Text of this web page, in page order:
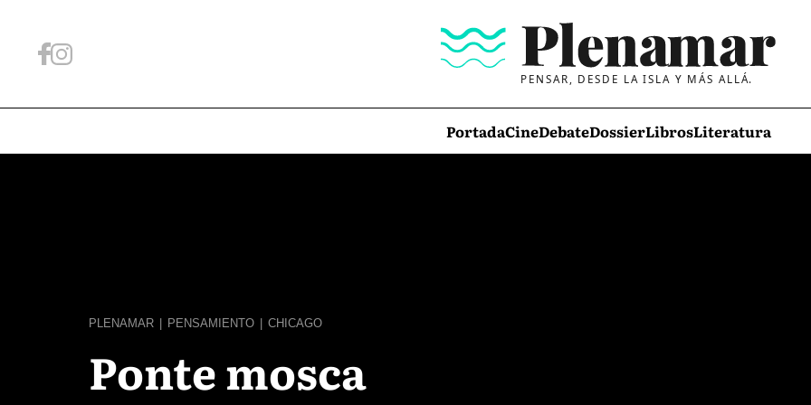
PENSAR, DESDE LA ISLA Y MÁS ALLÁ.
PortadaCineDebateDossierLibrosLiteratura
PLENAMAR PENSAMIENTO CHICAGO
Ponte mosca